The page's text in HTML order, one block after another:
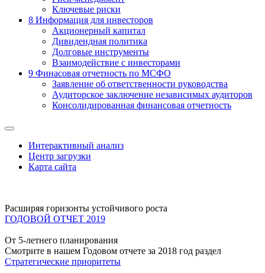
Ключевые риски
8 Информация для инвесторов
Акционерный капитал
Дивидендная политика
Долговые инструменты
Взаимодействие с инвеcторами
9 Финасовая отчетность по МСФО
Заявление об ответственности руководства
Аудиторское заключение независимых аудиторов
Консолидированная финансовая отчетность
Интерактивный анализ
Центр загрузки
Карта сайта
Расширяя горизонты устойчивого роста
ГОДОВОЙ ОТЧЕТ 2019
От 5-летнего планирования
Смотрите в нашем Годовом отчете за 2018 год раздел
Стратегические приоритеты